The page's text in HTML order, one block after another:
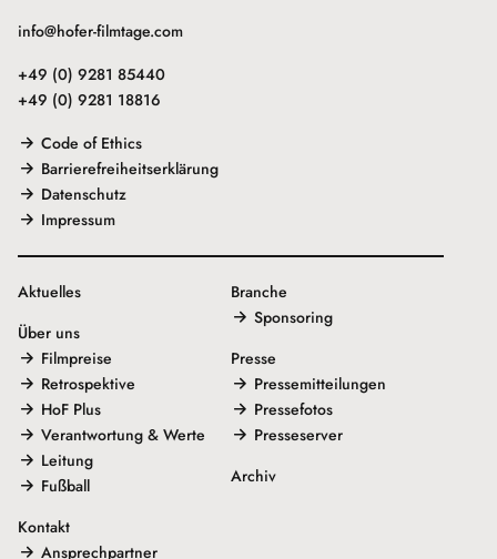
info@hofer-filmtage.com
+49 (0) 9281 85440
+49 (0) 9281 18816
Code of Ethics
Barrierefreiheitserklärung
Datenschutz
Impressum
Aktuelles
Über uns
Filmpreise
Retrospektive
HoF Plus
Verantwortung & Werte
Leitung
Fußball
Kontakt
Ansprechpartner
Branche
Sponsoring
Presse
Pressemitteilungen
Pressefotos
Presseserver
Archiv